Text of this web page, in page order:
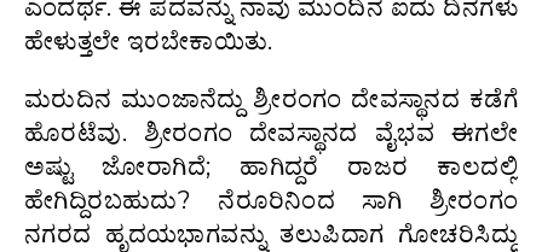
ಎಂದರ್ಥ. ಈ ಪದವನ್ನು ನಾವು ಮುಂದಿನ ಐದು ದಿನಗಳು
ಹೇಳುತ್ತಲೇ ಇರಬೇಕಾಯಿತು.
ಮರುದಿನ ಮುಂಜಾನೆದ್ದು ಶ್ರೀರಂಗಂ ದೇವಸ್ಥಾನದ ಕಡೆಗೆ
ಹೊರಟೆವು. ಶ್ರೀರಂಗಂ ದೇವಸ್ಥಾನದ ವೈಭವ ಈಗಲೇ
ಅಷ್ಟು ಜೋರಾಗಿದೆ; ಹಾಗಿದ್ದರೆ ರಾಜರ ಕಾಲದಲ್ಲಿ
ಹೇಗಿದ್ದಿರಬಹುದು? ನೆರೂರಿನಿಂದ ಸಾಗಿ ಶ್ರೀರಂಗಂ
ನಗರದ ಹೃದಯಭಾಗವನ್ನು ತಲುಪಿದಾಗ ಗೋಚರಿಸಿದ್ದು